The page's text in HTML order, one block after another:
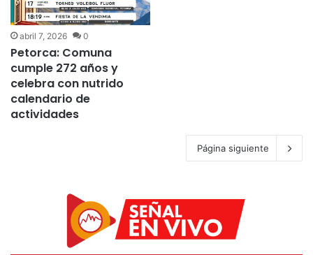
abril 7, 2026 0
Petorca: Comuna
cumple 272 años y
celebra con nutrido
calendario de
actividades
Página siguiente